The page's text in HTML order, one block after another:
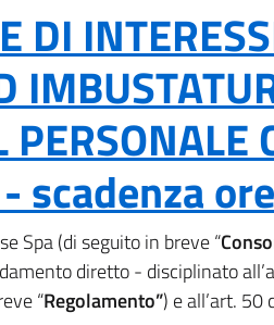
DI
- scadenza
Spa (di seguito in breve “
diretto - disciplinato
“Regolamento”) e all’art. 50